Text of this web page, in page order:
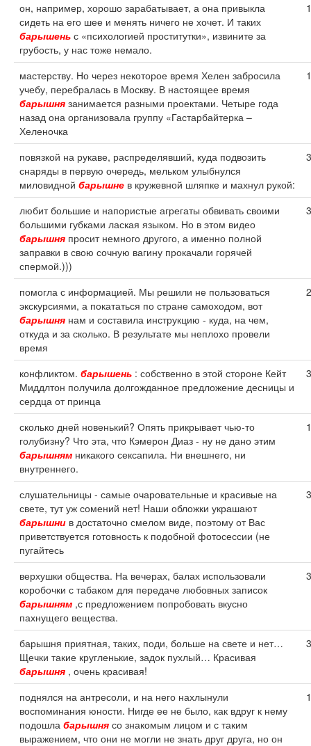
он, например, хорошо зарабатывает, а она привыкла
сидеть на его шее и менять ничего не хочет. И таких
барышень с «психологией проститутки», извините за
грубость, у нас тоже немало.
1
мастерству. Но через некоторое время Хелен забросила
учебу, перебралась в Москву. В настоящее время
барышня занимается разными проектами. Четыре года
назад она организовала группу «Гастарбайтерка –
Хеленочка
1
повязкой на рукаве, распределявший, куда подвозить
снаряды в первую очередь, мельком улыбнулся
миловидной барышне в кружевной шляпке и махнул рукой:
3
любит большие и напористые агрегаты обвивать своими
большими губками лаская языком. Но в этом видео
барышня просит немного другого, а именно полной
заправки в свою сочную вагину прокачали горячей
спермой.)))
3
помогла с информацией. Мы решили не пользоваться
экскурсиями, а покататься по стране самоходом, вот
барышня нам и составила инструкцию - куда, на чем,
откуда и за сколько. В результате мы неплохо провели
время
2
конфликтом. барышень : собственно в этой стороне Кейт
Миддлтон получила долгожданное предложение десницы и
сердца от принца
3
сколько дней новенький? Опять прикрывает чью-то
голубизну? Что эта, что Кэмерон Диаз - ну не дано этим
барышням никакого сексапила. Ни внешнего, ни
внутреннего.
1
слушательницы - самые очаровательные и красивые на
свете, тут уж сомений нет! Наши обложки украшают
барышни в достаточно смелом виде, поэтому от Вас
приветствуется готовность к подобной фотосессии (не
пугайтесь
3
верхушки общества. На вечерах, балах использовали
коробочки с табаком для передаче любовных записок
барышням ,с предложением попробовать вкусно
пахнущего вещества.
3
барышня приятная, таких, поди, больше на свете и нет…
Щечки такие кругленькие, задок пухлый… Красивая
барышня , очень красивая!
3
поднялся на антресоли, и на него нахлынули
воспоминания юности. Нигде ее не было, как вдруг к нему
подошла барышня со знакомым лицом и с таким
выражением, что они не могли не знать друг друга, но он
1